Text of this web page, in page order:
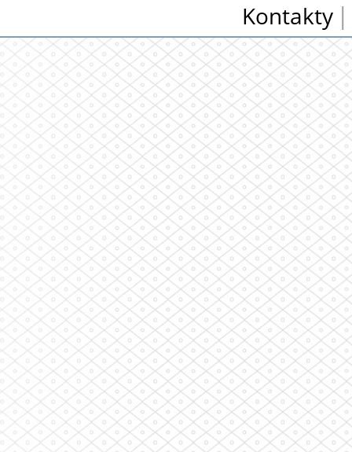
Kontakty